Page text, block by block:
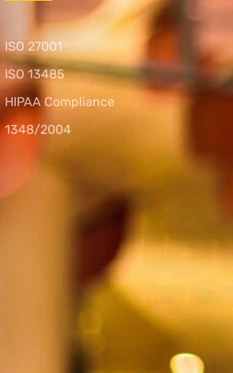
ISO 27001
ISO 13485
HIPAA Compliance
1348/2004